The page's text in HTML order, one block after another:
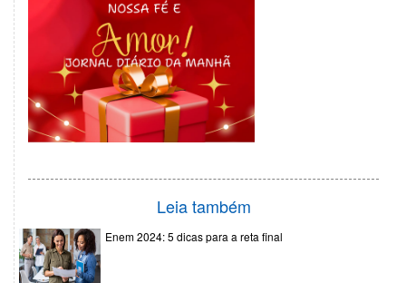
Leia também
Enem 2024: 5 dicas para a reta final